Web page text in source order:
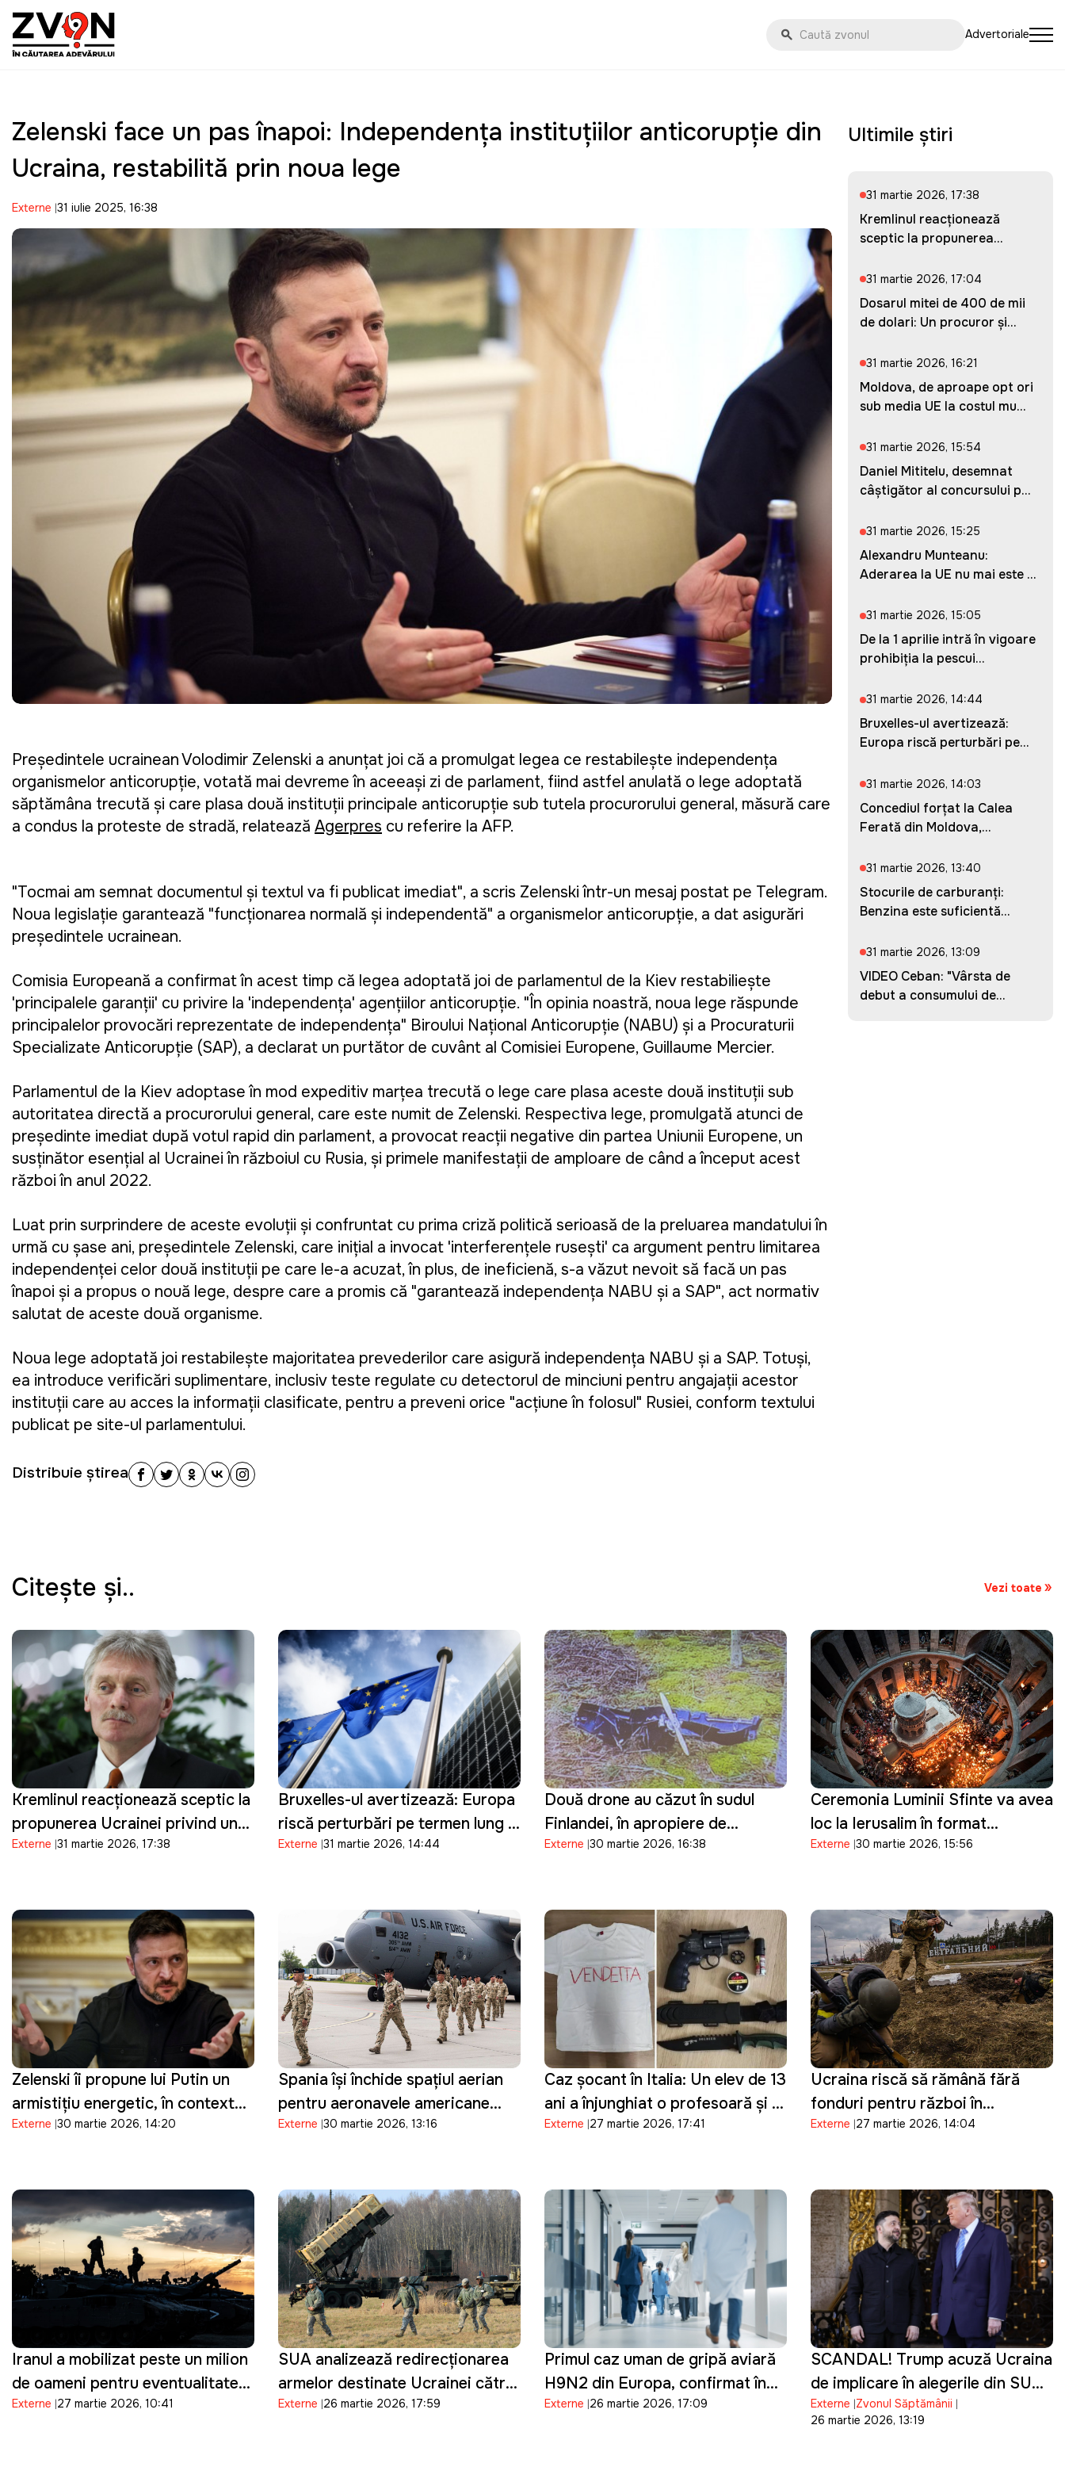
Advertoriale
Zelenski face un pas înapoi: Independența instituțiilor anticorupție din
Ucraina, restabilită prin noua lege
Externe 31 iulie 2025, 16:38
Președintele ucrainean Volodimir Zelenski a anunțat joi că a promulgat legea ce restabilește independența
organismelor anticorupție, votată mai devreme în aceeași zi de parlament, fiind astfel anulată o lege adoptată
săptămâna trecută și care plasa două instituții principale anticorupție sub tutela procurorului general, măsură care
a condus la proteste de stradă, relatează Agerpres cu referire la AFP.
"Tocmai am semnat documentul și textul va fi publicat imediat", a scris Zelenski într-un mesaj postat pe Telegram.
Noua legislație garantează "funcționarea normală și independentă" a organismelor anticorupție, a dat asigurări
președintele ucrainean.
Comisia Europeană a confirmat în acest timp că legea adoptată joi de parlamentul de la Kiev restabiliește
'principalele garanții' cu privire la 'independența' agențiilor anticorupție. "În opinia noastră, noua lege răspunde
principalelor provocări reprezentate de independența" Biroului Național Anticorupție (NABU) și a Procuraturii
Specializate Anticorupție (SAP), a declarat un purtător de cuvânt al Comisiei Europene, Guillaume Mercier.
Parlamentul de la Kiev adoptase în mod expeditiv marțea trecută o lege care plasa aceste două instituții sub
autoritatea directă a procurorului general, care este numit de Zelenski. Respectiva lege, promulgată atunci de
președinte imediat după votul rapid din parlament, a provocat reacții negative din partea Uniunii Europene, un
susținător esențial al Ucrainei în războiul cu Rusia, și primele manifestații de amploare de când a început acest
război în anul 2022.
Luat prin surprindere de aceste evoluții și confruntat cu prima criză politică serioasă de la preluarea mandatului în
urmă cu șase ani, președintele Zelenski, care inițial a invocat 'interferențele rusești' ca argument pentru limitarea
independenței celor două instituții pe care le-a acuzat, în plus, de ineficiență, s-a văzut nevoit să facă un pas
înapoi și a propus o nouă lege, despre care a promis că "garantează independența NABU și a SAP", act normativ
salutat de aceste două organisme.
Noua lege adoptată joi restabilește majoritatea prevederilor care asigură independența NABU și a SAP. Totuși,
ea introduce verificări suplimentare, inclusiv teste regulate cu detectorul de minciuni pentru angajații acestor
instituții care au acces la informații clasificate, pentru a preveni orice "acțiune în folosul" Rusiei, conform textului
publicat pe site-ul parlamentului.
Distribuie știrea
Ultimile știri
31 martie 2026, 17:38
Kremlinul reacționează
sceptic la propunerea
31 martie 2026, 17:04
Dosarul mitei de 400 de mii
de dolari: Un procuror și...
31 martie 2026, 16:21
Moldova, de aproape opt ori
sub media UE la costul mu...
31 martie 2026, 15:54
Daniel Mititelu, desemnat
câștigător al concursului p...
31 martie 2026, 15:25
Alexandru Munteanu:
Aderarea la UE nu mai este o
31 martie 2026, 15:05
De la 1 aprilie intră în vigoare
prohibiția la pescui...
31 martie 2026, 14:44
Bruxelles-ul avertizează:
Europa riscă perturbări pe...
31 martie 2026, 14:03
Concediul forțat la Calea
Ferată din Moldova,
31 martie 2026, 13:40
Stocurile de carburanți:
Benzina este suficientă
31 martie 2026, 13:09
VIDEO Ceban: "Vârsta de
debut a consumului de
Citeşte şi.. Vezi toate
Kremlinul reacționează sceptic la
propunerea Ucrainei privind un
armistițiu de Paște
Externe 31 martie 2026, 17:38
Bruxelles-ul avertizează: Europa
riscă perturbări pe termen lung în
sectorul energetic
Externe 31 martie 2026, 14:44
Două drone au căzut în sudul
Finlandei, în apropiere de
frontiera cu Rusia: Kievul
Externe 30 martie 2026, 16:38
Ceremonia Luminii Sfinte va avea
loc la Ierusalim în format
restrâns, pe fondul tensiunilor de
Externe 30 martie 2026, 15:56
Zelenski îi propune lui Putin un
armistițiu energetic, în contextul
crizei din Orientul Mijlociu:
Externe 30 martie 2026, 14:20
Spania își închide spațiul aerian
pentru aeronavele americane
implicate în operațiuni militare
sale militare
Externe 30 martie 2026, 13:16
Caz șocant în Italia: Un elev de 13
ani a înjunghiat o profesoară și a
transmis totul live pe Telegram
Externe 27 martie 2026, 17:41
Ucraina riscă să rămână fără
fonduri pentru război în
următoarele două luni
Externe 27 martie 2026, 14:04
Iranul a mobilizat peste un milion
de oameni pentru eventualitatea
în care Trump ordonă o invazie
Externe 27 martie 2026, 10:41
SUA analizează redirecționarea
armelor destinate Ucrainei către
Orientul Mijlociu
Externe 26 martie 2026, 17:59
Primul caz uman de gripă aviară
H9N2 din Europa, confirmat în
Italia
Externe 26 martie 2026, 17:09
SCANDAL! Trump acuză Ucraina
de implicare în alegerile din SUA
și de finanțarea campaniei lui
Biden
Externe Zvonul Săptămânii
26 martie 2026, 13:19